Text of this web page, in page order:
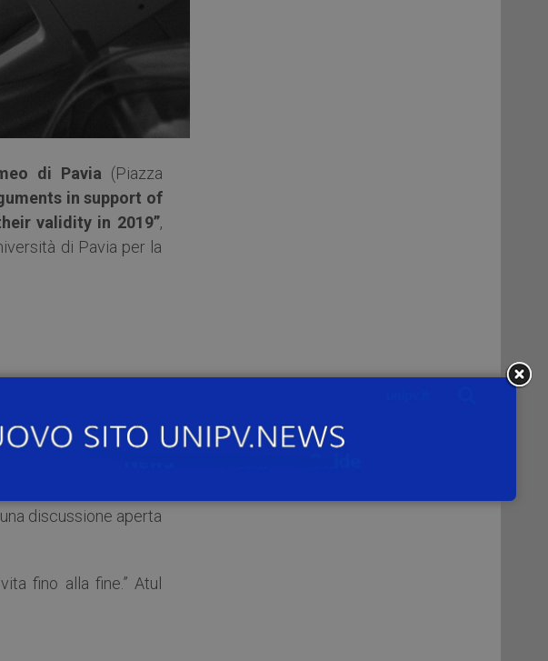
di Pavia (Piazza
in support of
validity in 2019”,
di Pavia per la
C’è un buon modo
a Pavia per parlare
discussione aperta
fino alla fine.” Atul